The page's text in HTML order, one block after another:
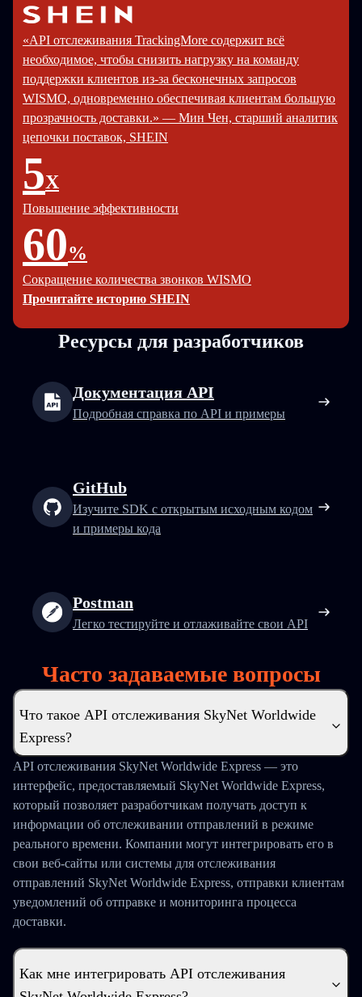
«API отслеживания TrackingMore содержит всё
необходимое, чтобы снизить нагрузку на команду
поддержки клиентов из-за бесконечных запросов
WISMO, одновременно обеспечивая клиентам большую
прозрачность доставки.» — Мин Чен, старший аналитик
цепочки поставок, SHEIN
5X
Повышение эффективности
60%
Сокращение количества звонков WISMO
Прочитайте историю SHEIN
Ресурсы для разработчиков
Документация API
Подробная справка по API и примеры
GitHub
Изучите SDK с открытым исходным кодом
и примеры кода
Postman
Легко тестируйте и отлаживайте свои API
Часто задаваемые вопросы
Что такое API отслеживания SkyNet Worldwide
Express?
API отслеживания SkyNet Worldwide Express — это
интерфейс, предоставляемый SkyNet Worldwide Express,
который позволяет разработчикам получать доступ к
информации об отслеживании отправлений в режиме
реального времени. Компании могут интегрировать его в
свои веб-сайты или системы для отслеживания
отправлений SkyNet Worldwide Express, отправки клиентам
уведомлений об отправке и мониторинга процесса
доставки.
Как мне интегрировать API отслеживания